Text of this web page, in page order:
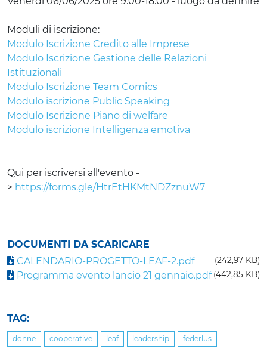
Moduli di iscrizione:
Modulo Iscrizione Credito alle Imprese
Modulo Iscrizione Gestione delle Relazioni
Istituzionali
Modulo Iscrizione Team Comics
Modulo iscrizione Public Speaking
Modulo Iscrizione Piano di welfare
Modulo iscrizione Intelligenza emotiva
Qui per iscriversi all'evento -
> https://forms.gle/HtrEtHKMtNDZznuW7
DOCUMENTI DA SCARICARE
CALENDARIO-PROGETTO-LEAF-2.pdf
(242,97 KB)
Programma evento lancio 21 gennaio.pdf (442,85 KB)
TAG:
donne cooperative leaf leadership federlus